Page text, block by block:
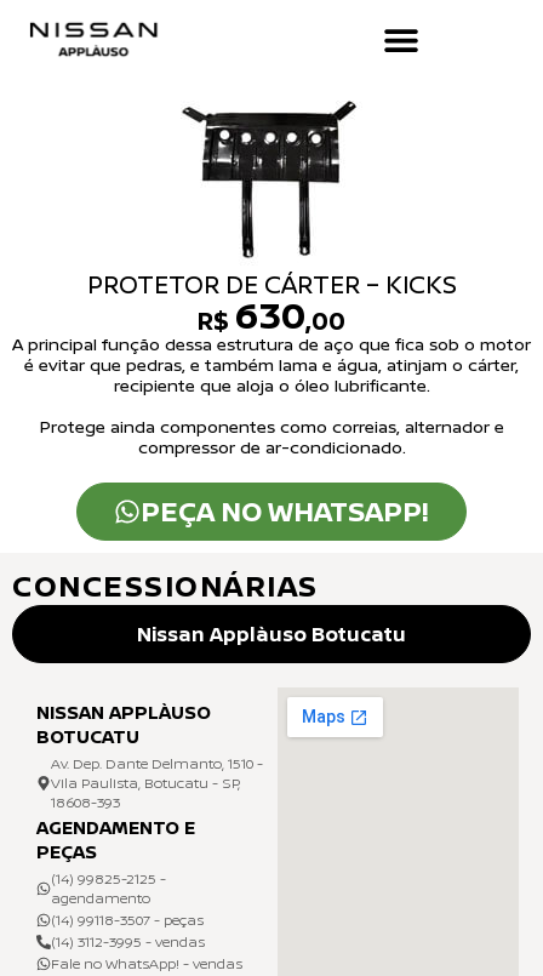
PROTETOR DE CÁRTER – KICKS
R$ 630,00
A principal função dessa estrutura de aço que fica sob o motor
é evitar que pedras, e também lama e água, atinjam o cárter,
recipiente que aloja o óleo lubrificante.
Protege ainda componentes como correias, alternador e
compressor de ar-condicionado.
PEÇA NO WHATSAPP!
CONCESSIONÁRIAS
Nissan Applàuso Botucatu
NISSAN APPLÀUSO
BOTUCATU
Av. Dep. Dante Delmanto, 1510 -
Vila Paulista, Botucatu - SP,
18608-393
AGENDAMENTO E
PEÇAS
(14) 99825-2125 -
agendamento
(14) 99118-3507 - peças
(14) 3112-3995 - vendas
Fale no WhatsApp! - vendas